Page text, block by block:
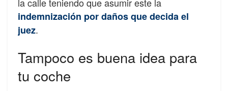
la calle teniendo que asumir este la
indemnización por daños que decida el
juez.
Tampoco es buena idea para
tu coche